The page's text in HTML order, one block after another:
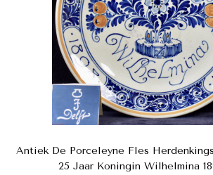
Antiek De Porceleyne Fles
25 Jaar Koningin Wilhelmina